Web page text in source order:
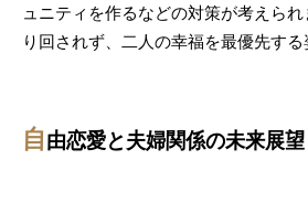
ュニティを作るなどの対策が考えら
り回されず、二人の幸福を最優先する
自由恋愛と夫婦関係の未来展望